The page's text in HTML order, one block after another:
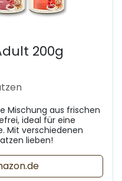
200g
Mischung aus frischen
ideal für eine
Mit verschiedenen
lieben!